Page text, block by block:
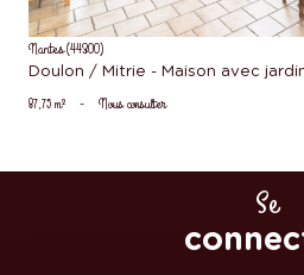
Nantes (44300)
Doulon / Mitrie - Maison avec
87,75 m²
- Nous consulter
Se